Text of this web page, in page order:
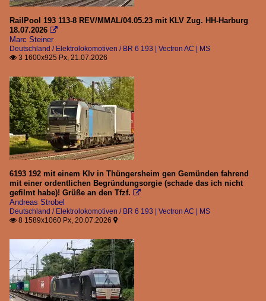
Kbs800
Unternehmen
TX Logistik
Italien
Elektrolokomotiven
E 405
Elektrotriebwagen
ETR 170 | Flirt 6-Teiler 2 System
Elektrolokomotiven
BR 0185 (Traxx F140 AC1 | AC2)
BR 1216 (E190)
RailPool 193 113-8 REV/MMAL/04.05.23 mit KLV Zug. HH-Harburg
18.07.2026 
Marc Steiner
Deutschland / Elektrolokomotiven / BR 6 193 | Vectron AC | MS
 3 1600x925 Px, 21.07.2026
6193 192 mit einem Klv in Thüngersheim gen Gemünden fahrend
mit einer ordentlichen Begründungsorgie (schade das ich nicht
gefilmt habe)! Grüße an den Tfzf. 
Andreas Strobel
Deutschland / Elektrolokomotiven / BR 6 193 | Vectron AC | MS
 8 1589x1060 Px, 20.07.2026 